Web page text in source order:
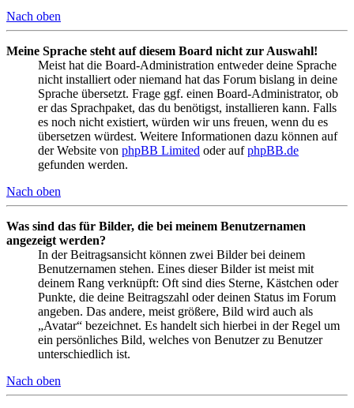
Nach oben
Meine Sprache steht auf diesem Board nicht zur Auswahl!
Meist hat die Board-Administration entweder deine Sprache
nicht installiert oder niemand hat das Forum bislang in deine
Sprache übersetzt. Frage ggf. einen Board-Administrator, ob
er das Sprachpaket, das du benötigst, installieren kann. Falls
es noch nicht existiert, würden wir uns freuen, wenn du es
übersetzen würdest. Weitere Informationen dazu können auf
der Website von phpBB Limited oder aufphpBB.de
gefunden werden.
Nach oben
Was sind das für Bilder, die bei meinem Benutzernamen
angezeigt werden?
In der Beitragsansicht können zwei Bilder bei deinem
Benutzernamen stehen. Eines dieser Bilder ist meist mit
deinem Rang verknüpft: Oft sind dies Sterne, Kästchen oder
Punkte, die deine Beitragszahl oder deinen Status im Forum
angeben. Das andere, meist größere, Bild wird auch als
„Avatar“ bezeichnet. Es handelt sich hierbei in der Regel um
ein persönliches Bild, welches von Benutzer zu Benutzer
unterschiedlich ist.
Nach oben